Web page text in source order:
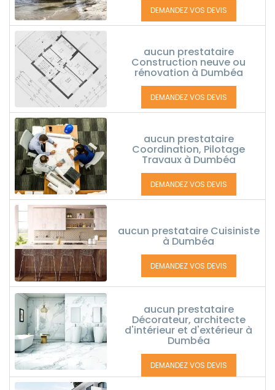
DEMANDEZ VOS DEVIS
aucun prestataire
Construction neuve ou
rénovation à Dumbéa
DEMANDEZ VOS DEVIS
aucun prestataire
Coordination, Pilotage
Travaux à Dumbéa
DEMANDEZ VOS DEVIS
aucun prestataire Cuisiniste
à Dumbéa
DEMANDEZ VOS DEVIS
aucun prestataire
Décorateur, architecte
d'intérieur et d'extérieur à
Dumbéa
DEMANDEZ VOS DEVIS